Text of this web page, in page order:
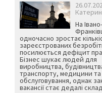
На Івано-
одночасно зростає
зареєстрованих
посилюється дефіцит
Бізнес шукає людей для
виробництва,
транспорту, медицини
обслуговування, однак
вакансії стає дедалі